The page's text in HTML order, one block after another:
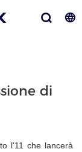
di
l'11 che lancerà